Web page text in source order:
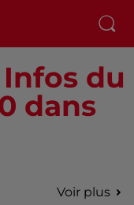
du
dans
Voir plus